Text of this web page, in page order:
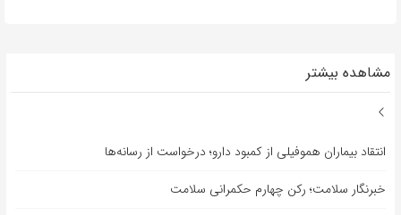
مشاهده بیشتر
انتقاد بیماران هموفیلی از کمبود دارو؛ درخواست از رسانه‌ها
خبرنگار سلامت؛ رکن چهارم حکمرانی سلامت